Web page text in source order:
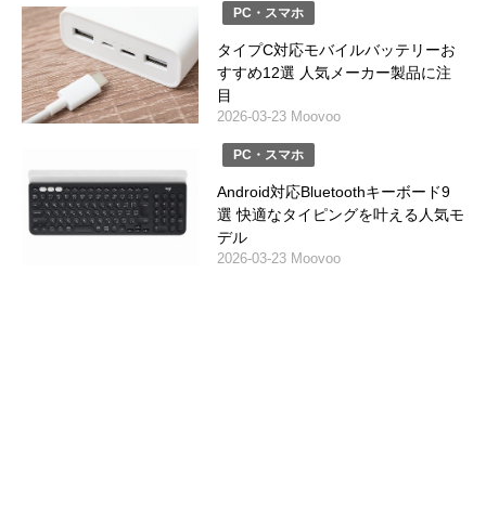
PC・スマホ
タイプC対応モバイルバッテリーお
すすめ12選 人気メーカー製品に注
目
2026-03-23 Moovoo
PC・スマホ
Android対応Bluetoothキーボード9
選 快適なタイピングを叶える人気モ
デル
2026-03-23 Moovoo